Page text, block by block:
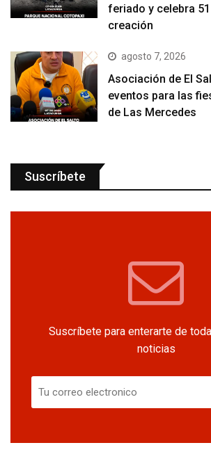
feriado y celebra
creación
agosto 7, 2026
Asociación de El
eventos para las
de Las Mercedes
Suscríbete
Suscríbete para enterarte de
noticias